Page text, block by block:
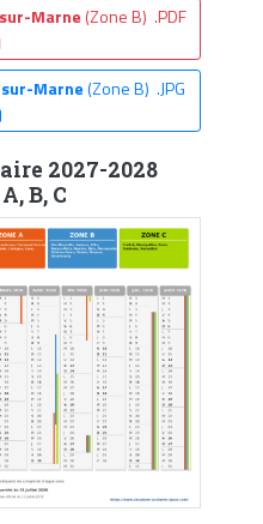
Marne (Zone B) .PDF
Marne(Zone B) .JPG
2027-2028
B, C